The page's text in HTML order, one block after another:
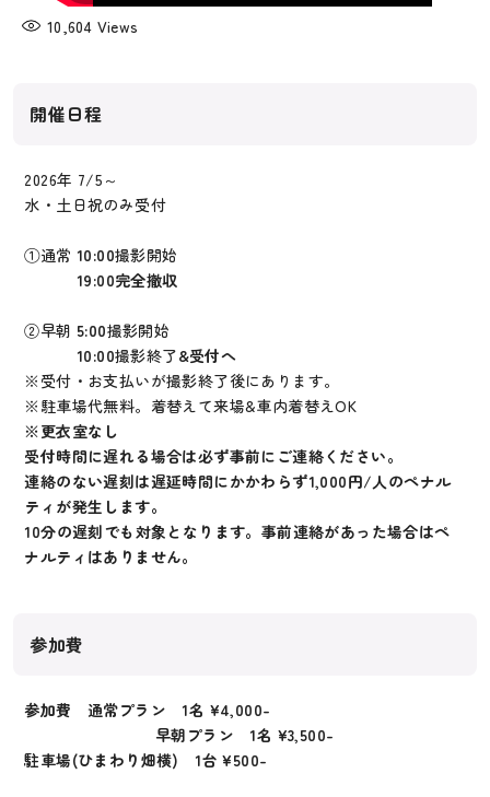
10,604 Views
開催日程
2026年 7/5～
水・土日祝のみ受付
①通常 10:00撮影開始
19:00完全撤収
②早朝 5:00撮影開始
10:00撮影終了&受付へ
※受付・お支払いが撮影終了後にあります。
※駐車場代無料。着替えて来場&車内着替えOK
※更衣室なし
受付時間に遅れる場合は必ず事前にご連絡ください。
連絡のない遅刻は遅延時間にかかわらず1,000円/人のペナル
ティが発生します。
10分の遅刻でも対象となります。事前連絡があった場合はペ
ナルティはありません。
参加費
参加費 通常プラン 1名 ¥4,000-
早朝プラン 1名 ¥3,500-
駐車場(ひまわり畑横) 1台 ¥500-